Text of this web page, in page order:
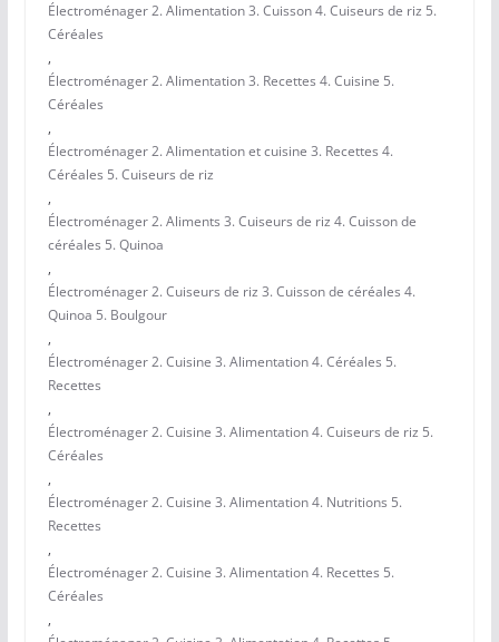
Électroménager 2. Alimentation 3. Cuisson 4. Cuiseurs de riz 5.
Céréales
,
Électroménager 2. Alimentation 3. Recettes 4. Cuisine 5.
Céréales
,
Électroménager 2. Alimentation et cuisine 3. Recettes 4.
Céréales 5. Cuiseurs de riz
,
Électroménager 2. Aliments 3. Cuiseurs de riz 4. Cuisson de
céréales 5. Quinoa
,
Électroménager 2. Cuiseurs de riz 3. Cuisson de céréales 4.
Quinoa 5. Boulgour
,
Électroménager 2. Cuisine 3. Alimentation 4. Céréales 5.
Recettes
,
Électroménager 2. Cuisine 3. Alimentation 4. Cuiseurs de riz 5.
Céréales
,
Électroménager 2. Cuisine 3. Alimentation 4. Nutritions 5.
Recettes
,
Électroménager 2. Cuisine 3. Alimentation 4. Recettes 5.
Céréales
,